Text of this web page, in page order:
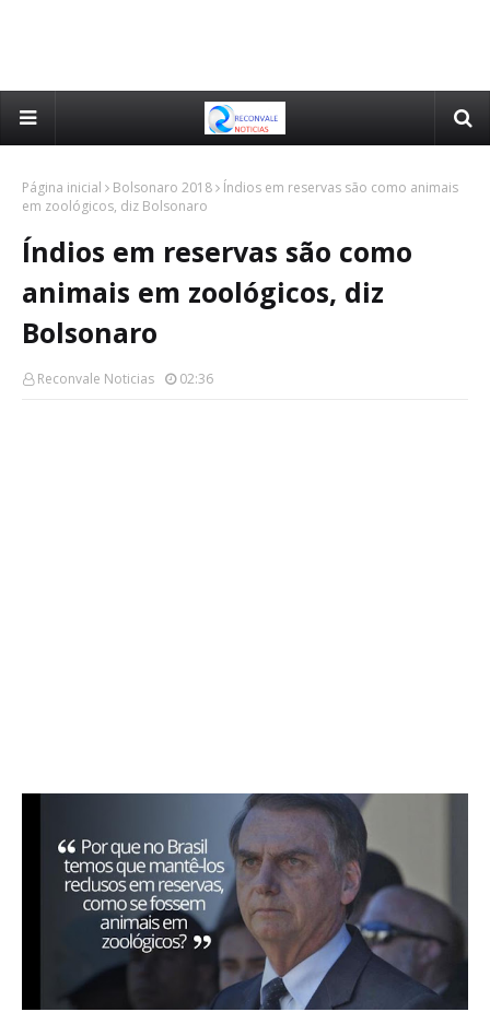
Página inicial Bolsonaro 2018
Índios em reservas são como animais
em zoológicos, diz Bolsonaro
Índios em reservas são como
animais em zoológicos, diz
Bolsonaro
Reconvale Noticias 02:36